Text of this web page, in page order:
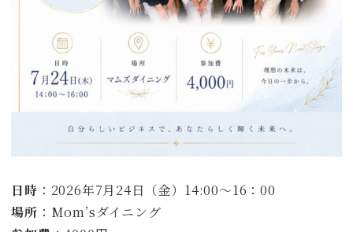
日時 ：2026年7月24日（金）14:00～16：00
場所 ：Mom’sダイニング